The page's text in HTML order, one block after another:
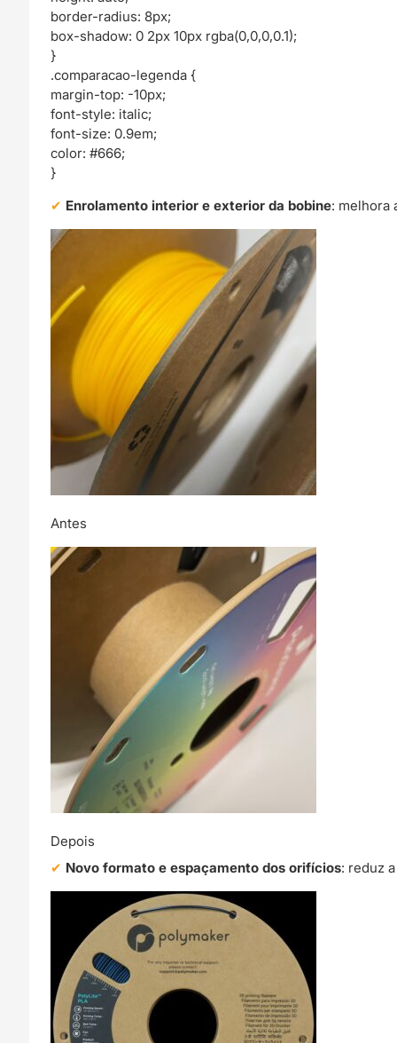
border-radius: 8px;
box-shadow: 0 2px 10px rgba(0,0,0,0.1);
}
.comparacao-legenda {
margin-top: -10px;
font-style: italic;
font-size: 0.9em;
color: #666;
}
Enrolamento interior e exterior da bobine: melhora
Antes
Depois
Novo formato e espaçamento dos orifícios: reduz